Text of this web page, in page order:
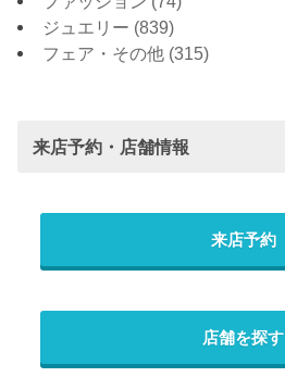
ジュエリー (839)
フェア・その他 (315)
来店予約・店舗情報
来店予約
店舗を探す